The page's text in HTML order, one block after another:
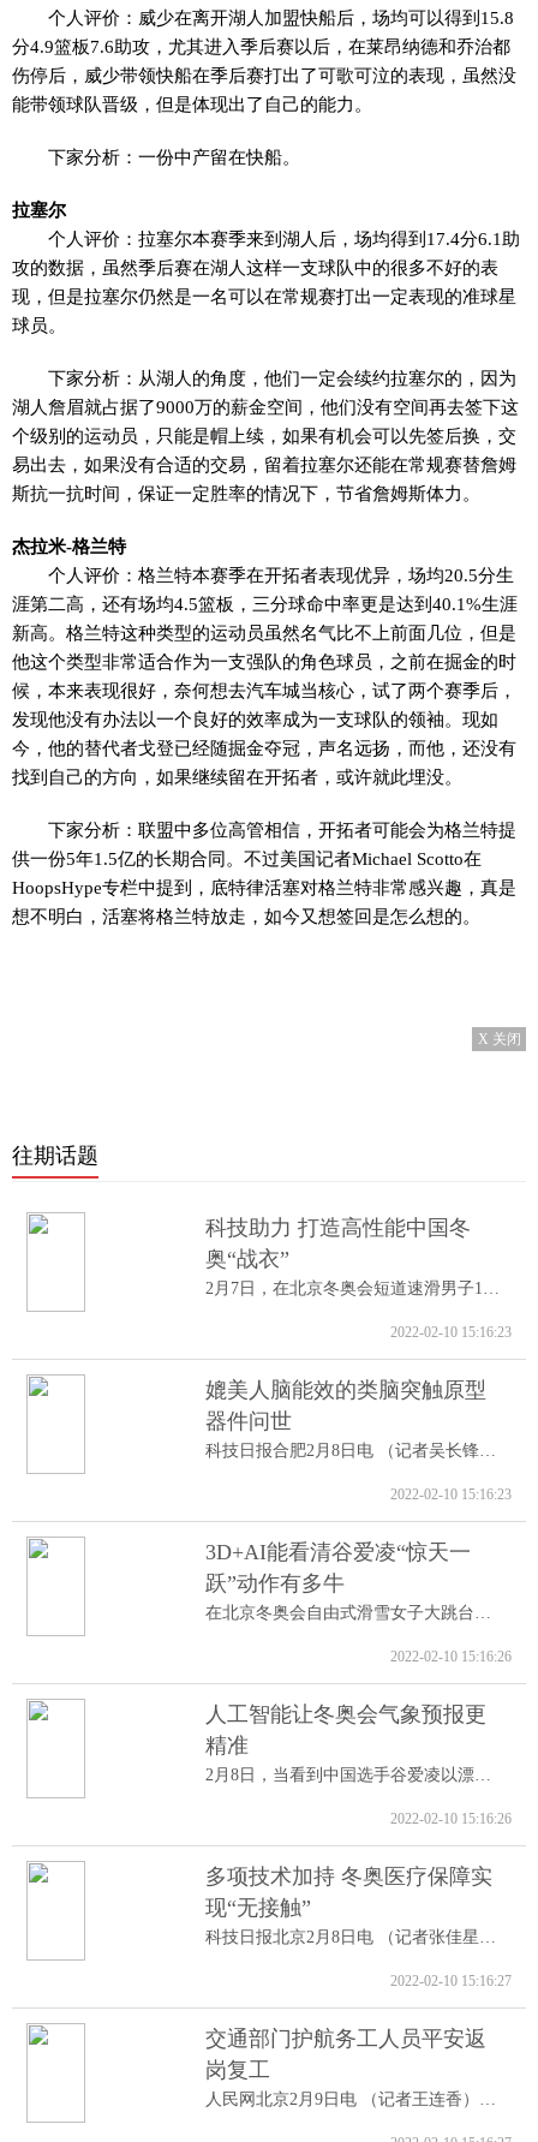
个人评价：威少在离开湖人加盟快船后，场均可以得到15.8
分4.9篮板7.6助攻，尤其进入季后赛以后，在莱昂纳德和乔治都
伤停后，威少带领快船在季后赛打出了可歌可泣的表现，虽然没
能带领球队晋级，但是体现出了自己的能力。
下家分析：一份中产留在快船。
拉塞尔
个人评价：拉塞尔本赛季来到湖人后，场均得到17.4分6.1助
攻的数据，虽然季后赛在湖人这样一支球队中的很多不好的表
现，但是拉塞尔仍然是一名可以在常规赛打出一定表现的准球星
球员。
下家分析：从湖人的角度，他们一定会续约拉塞尔的，因为
湖人詹眉就占据了9000万的薪金空间，他们没有空间再去签下这
个级别的运动员，只能是帽上续，如果有机会可以先签后换，交
易出去，如果没有合适的交易，留着拉塞尔还能在常规赛替詹姆
斯抗一抗时间，保证一定胜率的情况下，节省詹姆斯体力。
杰拉米-格兰特
个人评价：格兰特本赛季在开拓者表现优异，场均20.5分生
涯第二高，还有场均4.5篮板，三分球命中率更是达到40.1%生涯
新高。格兰特这种类型的运动员虽然名气比不上前面几位，但是
他这个类型非常适合作为一支强队的角色球员，之前在掘金的时
候，本来表现很好，奈何想去汽车城当核心，试了两个赛季后，
发现他没有办法以一个良好的效率成为一支球队的领袖。现如
今，他的替代者戈登已经随掘金夺冠，声名远扬，而他，还没有
找到自己的方向，如果继续留在开拓者，或许就此埋没。
下家分析：联盟中多位高管相信，开拓者可能会为格兰特提
供一份5年1.5亿的长期合同。不过美国记者Michael Scotto在
HoopsHype专栏中提到，底特律活塞对格兰特非常感兴趣，真是
想不明白，活塞将格兰特放走，如今又想签回是怎么想的。
X 关闭
往期话题
科技助力 打造高性能中国冬
奥“战衣”
2月7日，在北京冬奥会短道速滑男子1000米A...
2022-02-10 15:16:23
媲美人脑能效的类脑突触原型
器件问世
科技日报合肥2月8日电 （记者吴长锋）8日...
2022-02-10 15:16:23
3D+AI能看清谷爱凌“惊天一
跃”动作有多牛
在北京冬奥会自由式滑雪女子大跳台决赛中...
2022-02-10 15:16:26
人工智能让冬奥会气象预报更
精准
2月8日，当看到中国选手谷爱凌以漂亮的高...
2022-02-10 15:16:26
多项技术加持 冬奥医疗保障实
现“无接触”
科技日报北京2月8日电 （记者张佳星）记...
2022-02-10 15:16:27
交通部门护航务工人员平安返
岗复工
人民网北京2月9日电 （记者王连香）记者...